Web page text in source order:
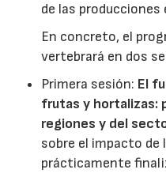
de las producciones
En concreto, el
vertebrará en dos
Primera sesión: El
frutas y hortalizas:
regiones y del
sobre el impacto de
prácticamente